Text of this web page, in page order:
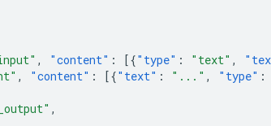
, "content" : [{"type" : "text" ,
, "content" : [{"text" : "..." , "type" :
,